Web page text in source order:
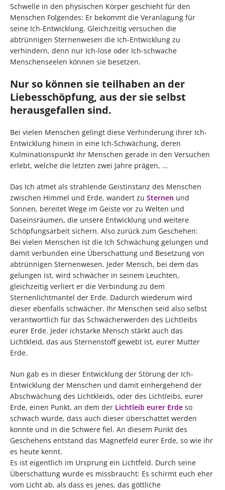
Schwelle in den physischen Körper geschieht für den
Menschen Folgendes: Er bekommt die Veranlagung für
seine Ich-Entwicklung. Gleichzeitig versuchen die
abtrünnigen Sternenwesen die Ich-Entwicklung zu
verhindern, denn nur Ich-lose oder Ich-schwache
Menschenseelen können sie besetzen.
Nur so können sie teilhaben an der
Liebesschöpfung, aus der sie selbst
herausgefallen sind.
Bei vielen Menschen gelingt diese Verhinderung ihrer Ich-
Entwicklung hinein in eine Ich-Schwächung, deren
Kulminationspunkt ihr Menschen gerade in den Versuchen
erlebt, welche die letzten zwei Jahre prägen, …
Das Ich atmet als strahlende Geistinstanz des Menschen
zwischen Himmel und Erde, wandert zu Sternen und
Sonnen, bereitet Wege im Geiste vor zu Welten und
Daseinsräumen, die unsere Entwicklung und weitere
Schöpfungsarbeit sichern. Also zurück zum Geschehen:
Bei vielen Menschen ist die Ich Schwächung gelungen und
damit verbunden eine Überschattung und Besetzung von
abtrünnigen Sternenwesen. Jeder Mensch, bei dem das
gelungen ist, wird schwächer in seinem Leuchten,
gleichzeitig verliert er die Verbindung zu dem
Sternenlichtmantel der Erde. Dadurch wiederum wird
dieser ebenfalls schwächer. Ihr Menschen seid also selbst
verantwortlich für das Schwächerwerden des Lichtleibs
eurer Erde. Jeder ichstarke Mensch stärkt auch das
Lichtkleid, das aus Sternenstoff gewebt ist, eurer Mutter
Erde.
Nun gab es in dieser Entwicklung der Störung der Ich-
Entwicklung der Menschen und damit einhergehend der
Abschwächung des Lichtkleids, oder des Lichtleibs, eurer
Erde, einen Punkt, an dem der Lichtleib eurer Erde so
schwach wurde, dass auch dieser überschattet werden
konnte und in die Schwere fiel. An diesem Punkt des
Geschehens entstand das Magnetfeld eurer Erde, so wie ihr
es heute kennt.
Es ist eigentlich im Ursprung ein Lichtfeld. Durch seine
Überschattung wurde es missbraucht: Es schirmt euch eher
vom Licht ab, als dass es jenes, das göttliche